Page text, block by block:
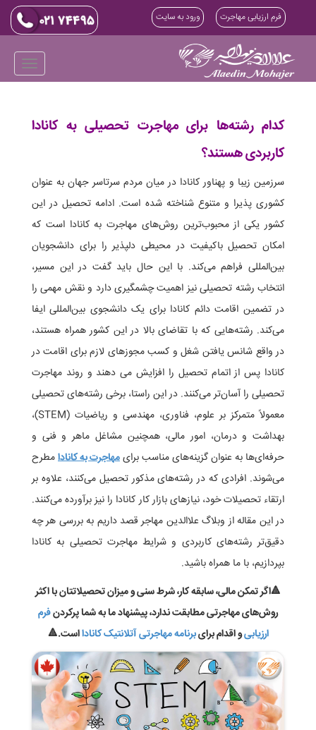
فرم ارزیابی مهاجرت ورود به سایت
کدام رشته‌ها برای مهاجرت تحصیلی به کانادا
کاربردی هستند؟
سرزمین زیبا و پهناور کانادا در میان مردم سرتاسر جهان به عنوان
کشوری پذیرا و متنوع شناخته شده است. ادامه تحصیل در این
کشور یکی از محبوب‌ترین روش‌های مهاجرت به کانادا است که
امکان تحصیل باکیفیت در محیطی دلپذیر را برای دانشجویان
بین‌المللی فراهم می‌کند. با این حال باید گفت در این مسیر،
انتخاب رشته تحصیلی نیز اهمیت چشمگیری دارد و نقش مهمی را
در تضمین اقامت دائم کانادا برای یک دانشجوی بین‌المللی ایفا
می‌کند. رشته‌هایی که با تقاضای بالا در این کشور همراه هستند،
در واقع شانس یافتن شغل و کسب مجوزهای لازم برای اقامت در
کانادا پس از اتمام تحصیل را افزایش می دهند و روند مهاجرت
تحصیلی را آسان‌تر می‌کنند. در این راستا، برخی رشته‌های تحصیلی
معمولاً متمرکز بر علوم، فناوری، مهندسی و ریاضیات (STEM)،
بهداشت و درمان، امور مالی، همچنین مشاغل ماهر و فنی و
حرفه‌ای‌ها به عنوان گزینه‌های مناسب برایمهاجرت به کانادامطرح
می‌شوند. افرادی که در رشته‌های مذکور تحصیل می‌کنند، علاوه بر
ارتقاء تحصیلات خود، نیازهای بازار کار کانادا را نیز برآورده می‌کنند.
در این مقاله از وبلاگ علاالدین مهاجر قصد داریم به بررسی هر چه
دقیق‌تر رشته‌های کاربردی و شرایط مهاجرت تحصیلی به کانادا
بپردازیم، با ما همراه باشید.
🔺اگر تمکن مالی، سابقه کار، شرط سنی و میزان تحصیلاتتان با اکثر
روش‌های مهاجرتی مطابقت ندارد، پیشنهاد ما به شما پر‌کردنفرم
ارزیابیو اقدام برایبرنامه مهاجرتی آتلانتیک کانادااست.🔺